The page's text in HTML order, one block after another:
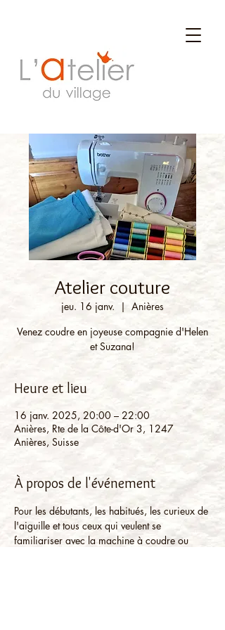
Atelier couture
jeu. 16 janv.
  |
Anières
Venez coudre en joyeuse compagnie d'Helen
et Suzana!
Heure et lieu
16 janv. 2025, 20:00 – 22:00
Anières, Rte de la Côte-d'Or 3, 1247
Anières, Suisse
À propos de l'événement
Pour les débutants, les habitués, les curieux de
l'aiguille et tous ceux qui veulent se
familiariser avec la machine à coudre ou